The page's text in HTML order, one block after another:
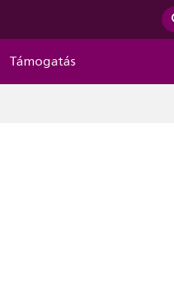
Támogatás